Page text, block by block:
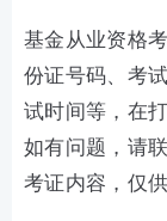
基金从业资格
份证号码、考
试时间等，在
如有问题，请
考证内容，仅